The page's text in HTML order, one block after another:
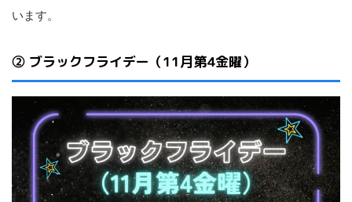
います。
② ブラックフライデー（11月第4金曜）